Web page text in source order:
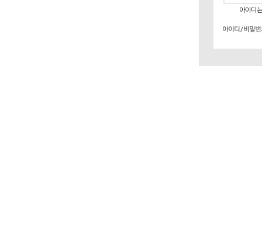
아이디
아이디/비밀번